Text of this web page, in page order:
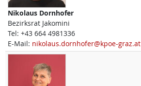
Nikolaus Dornhofer
Bezirksrat Jakomini
Tel: +43 664 4981336
E-Mail: nikolaus.dornhofer@kpoe-graz.at